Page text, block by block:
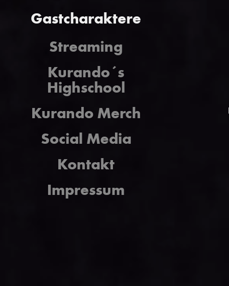
Gastcharaktere
Streaming
Kurando´s
Highschool
Kurando Merch
Social Media
Kontakt
Impressum